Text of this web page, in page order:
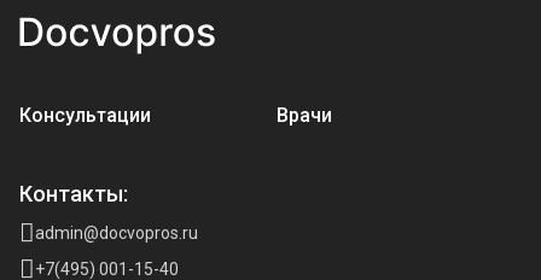
Консультации Врачи
Контакты:
admin@docvopros.ru
+7(495) 001-15-40